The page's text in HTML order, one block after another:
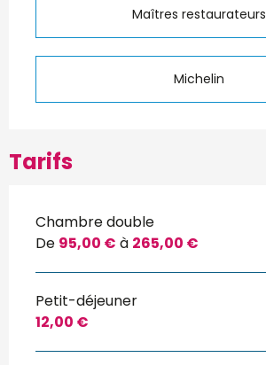
Maîtres restaurateurs
Michelin
Tarifs
Chambre double
De 95,00 € à 265,00 €
Petit-déjeuner
12,00 €